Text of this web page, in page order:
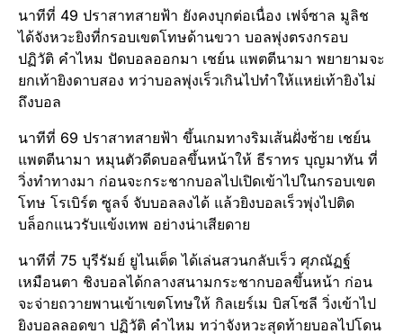
นาทีที่ 49 ปราสาทสายฟ้า ยังคงบุกต่อเนื่อง เฟจ์ซาล มูลิช
ได้จังหวะยิงที่กรอบเขตโทษด้านขวา บอลพุ่งตรงกรอบ
ปฏิวัติ คำไหม ปัดบอลออกมา เชย์น แพตตีนามา พยายามจะ
ยกเท้ายิงดาบสอง ทว่าบอลพุ่งเร็วเกินไปทำให้แหย่เท้ายิงไม่
ถึงบอล
นาทีที่ 69 ปราสาทสายฟ้า ขึ้นเกมทางริมเส้นฝั่งซ้าย เชย์น
แพตตีนามา หมุนตัวดีดบอลขึ้นหน้าให้ ธีราทร บุญมาทัน ที่
วิ่งทำทางมา ก่อนจะกระชากบอลไปเปิดเข้าไปในกรอบเขต
โทษ โรเบิร์ต ซูลจ์ จับบอลลงได้ แล้วยิงบอลเร็วพุ่งไปติด
บล็อกแนวรับแข้งเทพ อย่างน่าเสียดาย
นาทีที่ 75 บุรีรัมย์ ยูไนเต็ด ได้เล่นสวนกลับเร็ว ศุภณัฏฐ์
เหมือนตา ชิงบอลได้กลางสนามกระชากบอลขึ้นหน้า ก่อน
จะจ่ายถวายพานเข้าเขตโทษให้ กิลเยร์เม บิสโซลี วิ่งเข้าไป
ยิงบอลลอดขา ปฏิวัติ คำไหม ทว่าจังหวะสุดท้ายบอลไปโดน